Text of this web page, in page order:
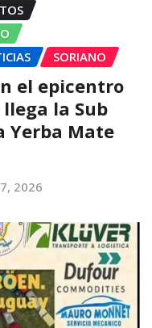
SORIANO
el epicentro
la Sub
Yerba Mate
2026